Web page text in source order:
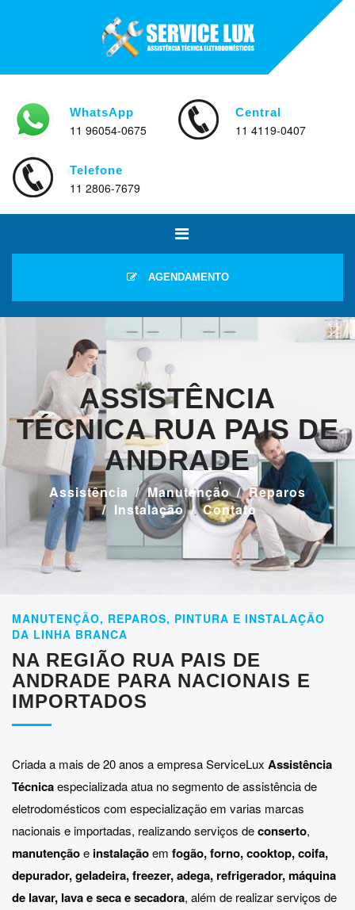
WhatsApp
11 96054-0675
Central
11 4119-0407
Telefone
11 2806-7679
AGENDAMENTO
ASSISTÊNCIA
TÉCNICA RUA PAIS DE
ANDRADE
Assistência Manutenção
Reparos
Instalação
Contato
MANUTENÇÃO, REPAROS, PINTURA E INSTALAÇÃO
DA LINHA BRANCA
NA REGIÃO RUA PAIS DE
ANDRADE PARA NACIONAIS E
IMPORTADOS
Criada a mais de 20 anos a empresa ServiceLux Assistência
Técnicaespecializada atua no segmento de assistência de
eletrodomésticos com especialização em varias marcas
nacionais e importadas, realizando serviços deconserto,
manutençãoe instalaçãoem fogão, forno, cooktop, coifa,
depurador, geladeira, freezer, adega, refrigerador, máquina
de lavar, lava e seca e secadora, além de realizar serviços de